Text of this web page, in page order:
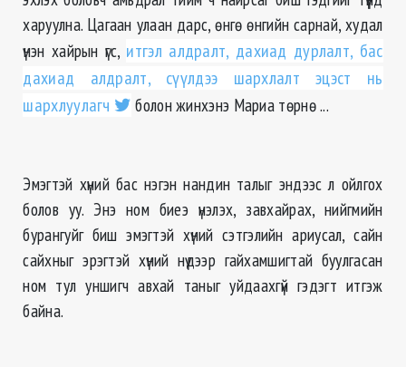
харуулна. Цагаан улаан дарс, өнгө өнгийн сарнай, худал
үнэн хайрын үгс, итгэл алдралт, дахиад дурлалт, бас
дахиад алдралт, сүүлдээ шархлалт эцэст нь
шархлуулагч
болон жинхэнэ Мариа төрнө ...
Эмэгтэй хүний бас нэгэн нандин талыг эндээс л ойлгох
болов уу. Энэ ном биеэ үнэлэх, завхайрах, нийгмийн
бурангуйг биш эмэгтэй хүний сэтгэлийн ариусал, сайн
сайхныг эрэгтэй хүний нүдээр гайхамшигтай буулгасан
ном тул уншигч авхай таныг уйдаахгүй гэдэгт итгэж
байна.